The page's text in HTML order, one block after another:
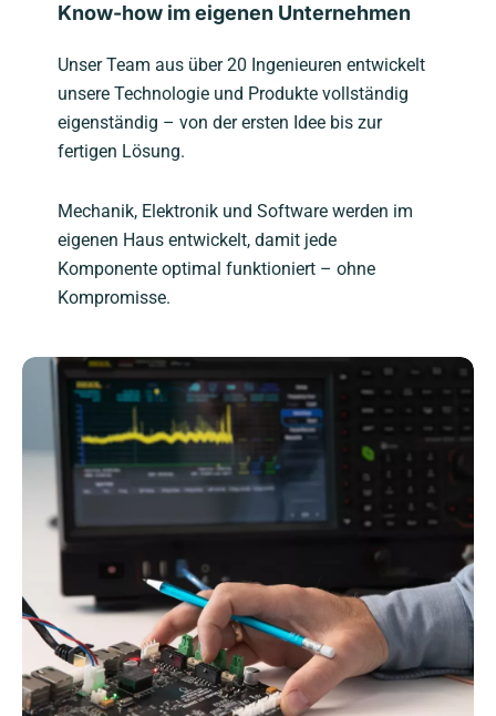
Know-how im eigenen Unternehmen
Unser Team aus über 20 Ingenieuren entwickelt
unsere Technologie und Produkte vollständig
eigenständig – von der ersten Idee bis zur
fertigen Lösung.
Mechanik, Elektronik und Software werden im
eigenen Haus entwickelt, damit jede
Komponente optimal funktioniert – ohne
Kompromisse.